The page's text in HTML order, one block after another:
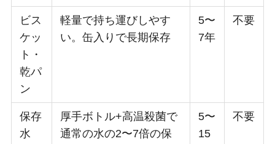
ビス
ケッ
ト・
乾パ
ン
軽量で持ち運びしやす
い。缶入りで長期保存
5〜
7年
不要
保存
水
厚手ボトル+高温殺菌で
通常の水の2〜7倍の保
5〜
15
不要